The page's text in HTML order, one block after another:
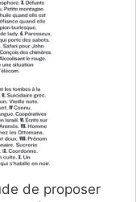
de proposer